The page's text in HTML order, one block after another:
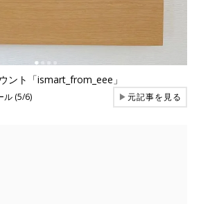
ント「ismart_from_eee」
ル (5/6) ▶元記事を見る